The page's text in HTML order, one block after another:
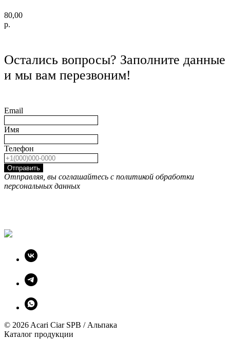
80,00
р.
Остались вопросы? Заполните данные
и мы вам перезвоним!
Email
Имя
Телефон
Отправить
Отправляя, вы соглашайтесь с политикой обработки
персональных данных
© 2026 Acari Ciar SPB / Альпака
Каталог продукции